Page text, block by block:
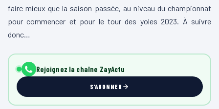
faire mieux que la saison passée, au niveau du championnat
pour commencer et pour le tour des yoles 2023. À suivre
donc…
Rejoignez la chaîne ZayActu
S'ABONNER